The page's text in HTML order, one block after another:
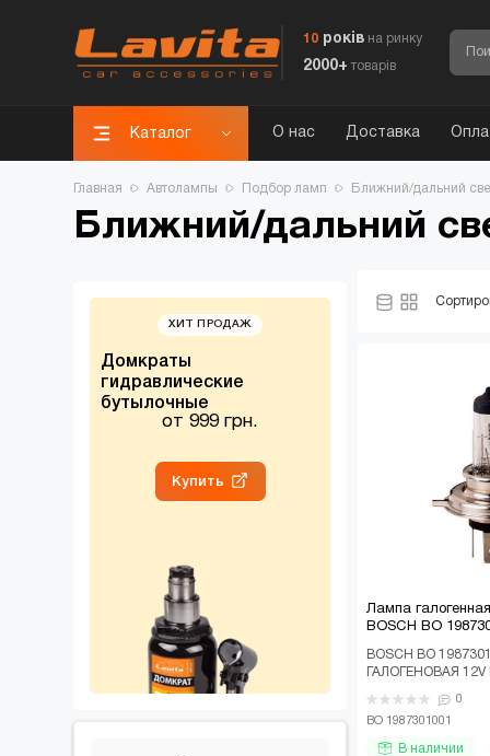
10 років на ринку
2000+ товарів
Каталог О нас Доставка
Главная Автолампы Подбор ламп Ближний/дальний
Ближний/дальний
ХИТ ПРОДАЖ
Домкраты
гидравлические
бутылочные
от 999 грн.
Купить
металлические
от 600
Заказать
Лампа
BOSCH BO
BOSCH BO
ГАЛОГЕНОВАЯ 12V
2108, 21..
0
BO 1987301001
В наличии